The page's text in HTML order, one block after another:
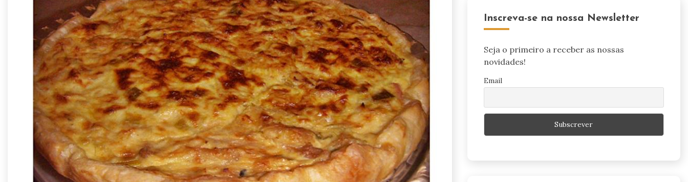
Inscreva-se na nossa Newsletter
Seja o primeiro a receber as nossas
novidades!
Email